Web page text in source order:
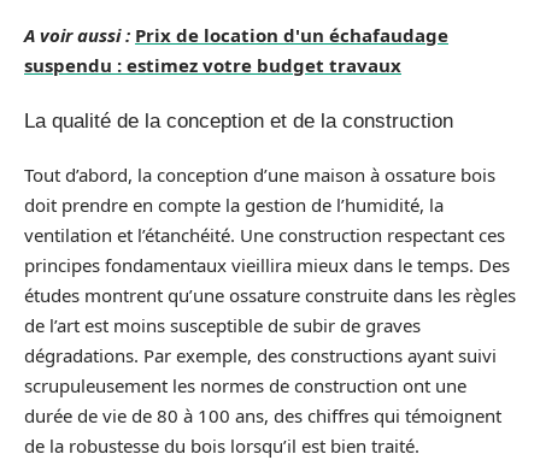
A voir aussi : Prix de location d'un échafaudage
suspendu : estimez votre budget travaux
La qualité de la conception et de la construction
Tout d’abord, la conception d’une maison à ossature bois
doit prendre en compte la gestion de l’humidité, la
ventilation et l’étanchéité. Une construction respectant ces
principes fondamentaux vieillira mieux dans le temps. Des
études montrent qu’une ossature construite dans les règles
de l’art est moins susceptible de subir de graves
dégradations. Par exemple, des constructions ayant suivi
scrupuleusement les normes de construction ont une
durée de vie de 80 à 100 ans, des chiffres qui témoignent
de la robustesse du bois lorsqu’il est bien traité.